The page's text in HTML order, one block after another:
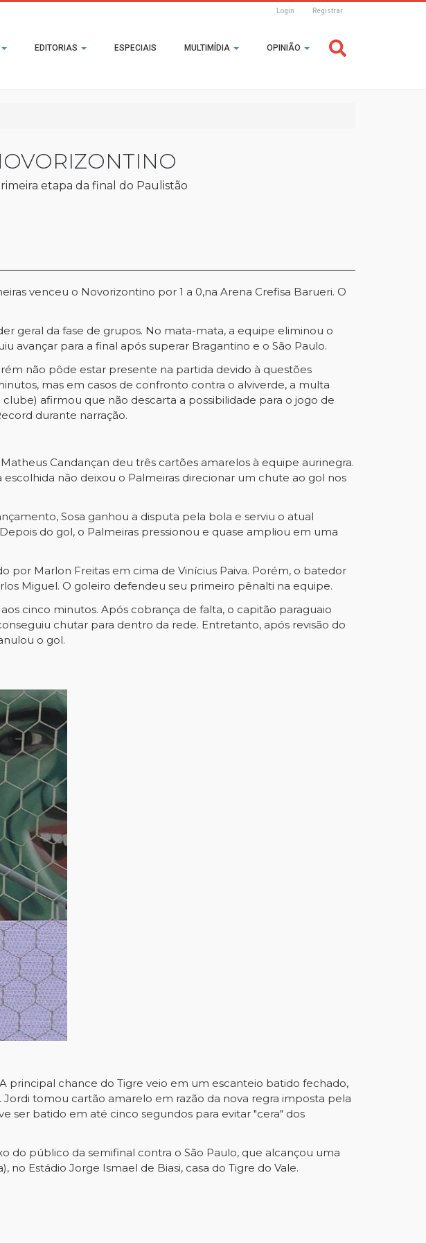
Login Registrar
EDITORIAS ESPECIAIS MULTIMÍDIA OPINIÃO
etapa da final do Paulistão
venceu o Novorizontino por 1 a 0,na Arena Crefisa Barueri. O
geral da fase de grupos. No mata-mata, a equipe eliminou o
avançar para a final após superar Bragantino e o São Paulo.
não pôde estar presente na partida devido à questões
mas em casos de confronto contra o alviverde, a multa
afirmou que não descarta a possibilidade para o jogo de
durante narração.
Candançan deu três cartões amarelos à equipe aurinegra.
não deixou o Palmeiras direcionar um chute ao gol nos
Sosa ganhou a disputa pela bola e serviu o atual
do gol, o Palmeiras pressionou e quase ampliou em uma
por Marlon Freitas em cima de Vinícius Paiva. Porém, o batedor
Miguel. O goleiro defendeu seu primeiro pênalti na equipe.
cinco minutos. Após cobrança de falta, o capitão paraguaio
chutar para dentro da rede. Entretanto, após revisão do
o gol.
principal chance do Tigre veio em um escanteio batido fechado,
tomou cartão amarelo em razão da nova regra imposta pela
ser batido em até cinco segundos para evitar "cera" dos
do público da semifinal contra o São Paulo, que alcançou uma
no Estádio Jorge Ismael de Biasi, casa do Tigre do Vale.